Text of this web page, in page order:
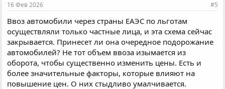
:
16 Фев 2026 #5
Ввоз автомобили через страны ЕАЭС по льготам
осуществляли только частные лица, и эта схема сейчас
закрывается. Принесет ли она очередное подорожание
автомобилей? Не тот объем ввоза изымается из
оборота, чтобы существенно изменить цены. Есть и
более значительные факторы, которые влияют на
повышение цен. О них стыдливо умалчивается.